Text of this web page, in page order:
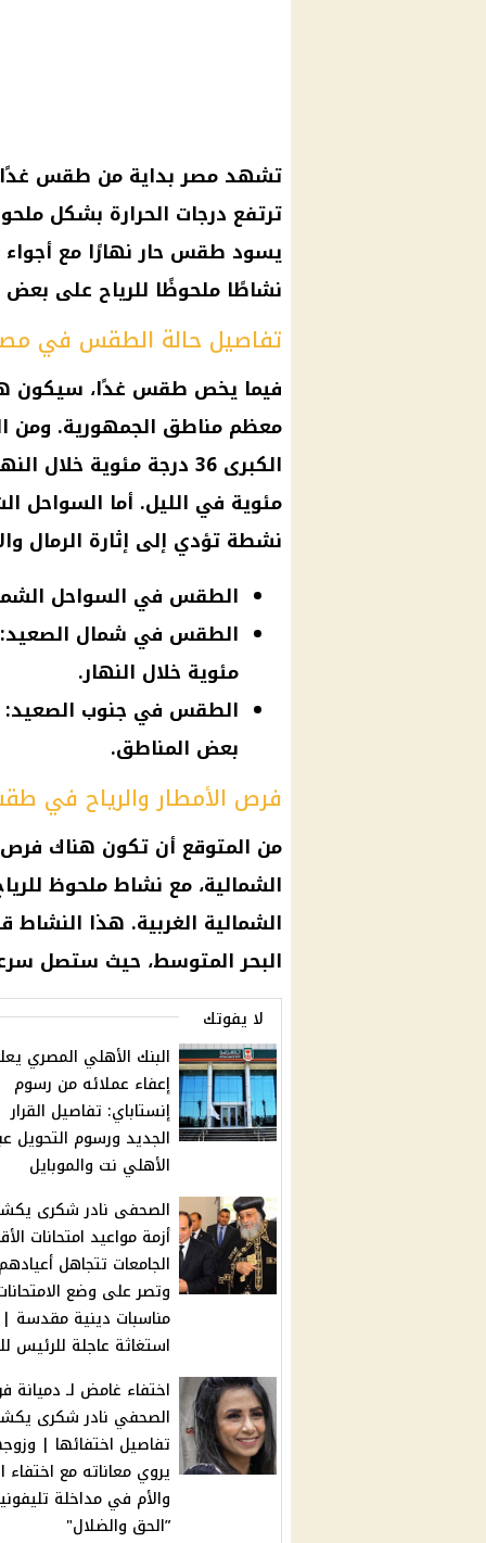
تشهد مصر بداية من طقس غدًا
ترتفع درجات الحرارة بشكل
يسود طقس حارنهارًا مع
نشاطًا ملحوظًا للرياح على بعض
تفاصيل حالة الطقس في مصر يوم
فيما يخص طقس غدًا، سيكون
معظم مناطق الجمهورية. ومن
الكبرى
مئوية في الليل. أما السواحل
نشطة تؤدي إلى إثارة الرمال
الطقس في السواحل الشمالية:
مئوية خلال النهار.
بعض المناطق.
فرص الأمطار والرياح في
من المتوقع أن تكون هناك
الشمالية، مع نشاط ملحوظ
الشمالية الغربية. هذا
البحر المتوسط، حيث ستصل سرعة
لا يفوتك
البنك الأهلي المصري
إعفاء عملائه من رسوم
إنستاباي: تفاصيل القرار
الجديد ورسوم التحويل
الأهلي نت والموبايل
الصحفى نادر شكرى
أزمة مواعيد امتحانات
الجامعات تتجاهل
وتصر على وضع
مناسبات دينية مقدسة |
استغاثة عاجلة للرئيس
اختفاء غامض لـ دميانة
الصحفي نادر شكرى
تفاصيل اختفائها |
يروي معاناته مع اختفاء
والأم في مداخلة
”الحق والضلال"